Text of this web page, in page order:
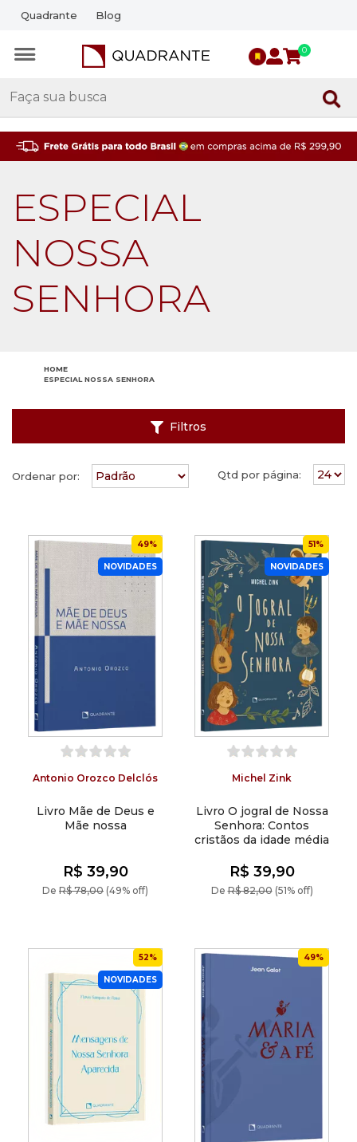
Quadrante Blog
0
ESPECIAL
NOSSA
SENHORA
HOME
ESPECIAL NOSSA SENHORA
Filtros
Ordenar por: Qtd por página:
49%
NOVIDADES
Antonio Orozco Delclós
Livro Mãe de Deus e
Mãe nossa
De R$ 78,00 (49% off)
R$ 39,90
51%
NOVIDADES
Michel Zink
Livro O jogral de Nossa
Senhora: Contos
cristãos da idade média
DeR$ 82,00(51% off)
R$ 39,90
52%
NOVIDADES
49%